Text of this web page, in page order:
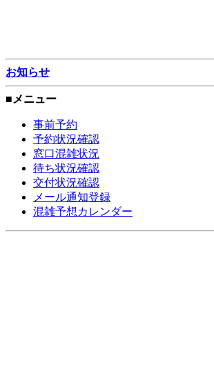
お知らせ
■メニュー
事前予約
予約状況確認
窓口混雑状況
待ち状況確認
交付状況確認
メール通知登録
混雑予想カレンダー